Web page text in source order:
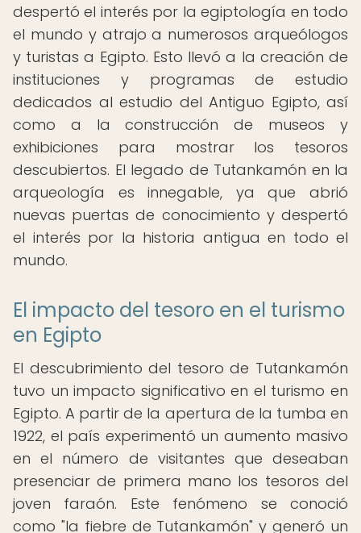
despertó el interés por la egiptología en todo
el mundo y atrajo a numerosos arqueólogos
y turistas a Egipto. Esto llevó a la creación de
instituciones y programas de estudio
dedicados al estudio del Antiguo Egipto, así
como a la construcción de museos y
exhibiciones para mostrar los tesoros
descubiertos. El legado de Tutankamón en la
arqueología es innegable, ya que abrió
nuevas puertas de conocimiento y despertó
el interés por la historia antigua en todo el
mundo.
El impacto del tesoro en el turismo
en Egipto
El descubrimiento del tesoro de Tutankamón
tuvo un impacto significativo en el turismo en
Egipto. A partir de la apertura de la tumba en
1922, el país experimentó un aumento masivo
en el número de visitantes que deseaban
presenciar de primera mano los tesoros del
joven faraón. Este fenómeno se conoció
como "la fiebre de Tutankamón" y generó un